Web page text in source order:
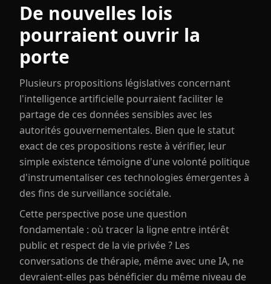
De nouvelles lois
pourraient ouvrir la
porte
Plusieurs propositions législatives concernant
l'intelligence artificielle pourraient faciliter le
partage de ces données sensibles avec les
autorités gouvernementales. Bien que le statut
exact de ces propositions reste à vérifier, leur
simple existence témoigne d'une volonté politique
d'instrumentaliser ces technologies émergentes à
des fins de surveillance sociétale.
Cette perspective pose une question
fondamentale : où tracer la ligne entre intérêt
public et respect de la vie privée ? Les
conversations de thérapie, même avec une IA, ne
devraient-elles pas bénéficier du même niveau de